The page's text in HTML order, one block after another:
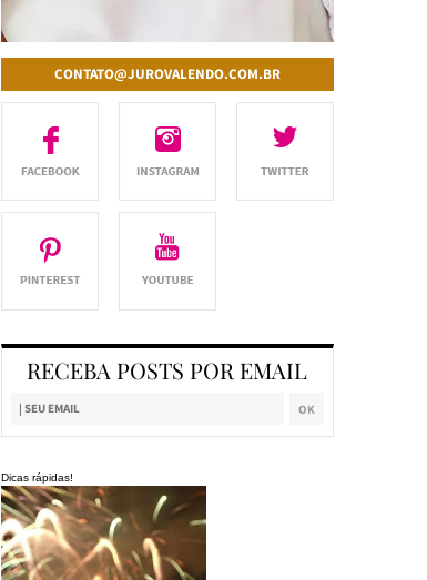
CONTATO@JUROVALENDO.COM.BR
RECEBA POSTS POR EMAIL
Dicas rápidas!